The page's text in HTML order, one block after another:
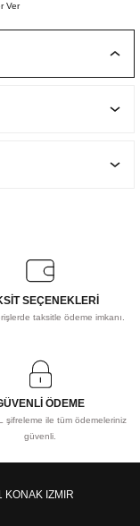
Ver
SEÇENEKLERİ
taksitle ödeme imkanı.
ÖDEME
şifreleme ile tüm ödemeleriniz
güvenli.
KONAK IZMIR